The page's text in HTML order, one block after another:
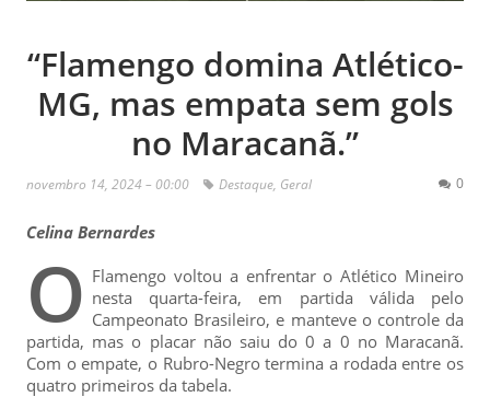
“Flamengo domina Atlético-
MG, mas empata sem gols
no Maracanã.”
novembro 14, 2024 – 00:00 Destaque, Geral 0
Celina Bernardes
O Flamengo voltou a enfrentar o Atlético Mineiro
nesta quarta-feira, em partida válida pelo
Campeonato Brasileiro, e manteve o controle da
partida, mas o placar não saiu do 0 a 0 no Maracanã.
Com o empate, o Rubro-Negro termina a rodada entre os
quatro primeiros da tabela.